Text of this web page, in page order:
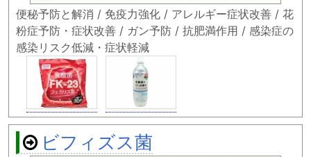
便秘予防と解消 / 免疫力強化 / アレルギー症状改善 / 花
粉症予防・症状改善 / ガン予防 / 抗肥満作用 / 感染症の
感染リスク低減・症状軽減
ビフィズス菌